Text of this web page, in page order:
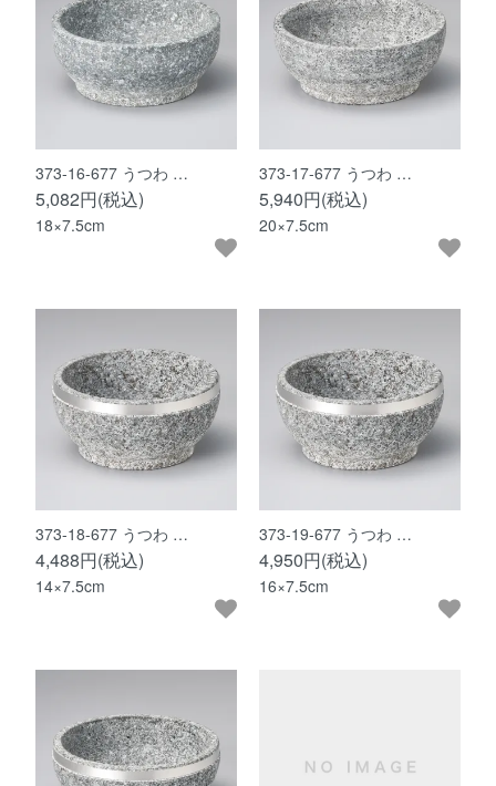
373-16-677 うつわ …
5,082円(税込)
18×7.5cm
373-17-677 うつわ …
5,940円(税込)
20×7.5cm
373-18-677 うつわ …
4,488円(税込)
14×7.5cm
373-19-677 うつわ …
4,950円(税込)
16×7.5cm